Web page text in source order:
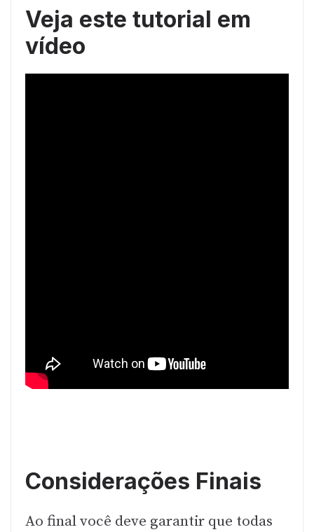
Veja este tutorial em
vídeo
Considerações Finais
Ao final você deve garantir que todas